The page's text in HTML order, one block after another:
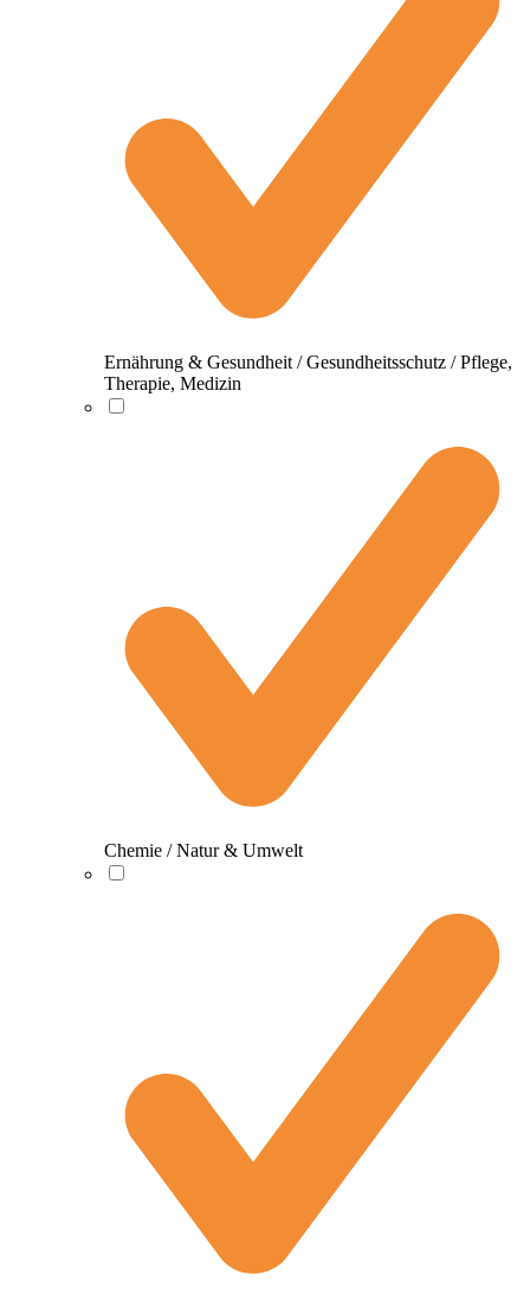
Ernährung & Gesundheit / Gesundheitsschutz / Pflege,
Therapie, Medizin
Chemie / Natur & Umwelt